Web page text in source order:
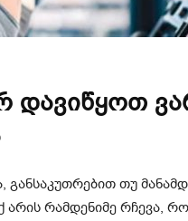
დავიწყოთ
განსაკუთრებით თუ
არის რამდენიმე რჩევა,